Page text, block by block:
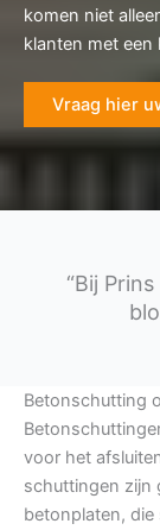
komen niet
klanten met een
Vraag hier
“Bij
Betonschutting
voor het
schuttingen zijn
betonplaten, die